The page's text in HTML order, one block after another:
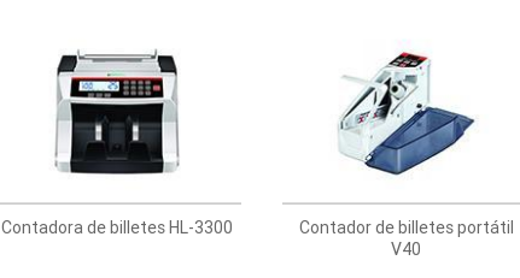
Contadora de billetes HL-3300
Contador de billetes portátil
V40